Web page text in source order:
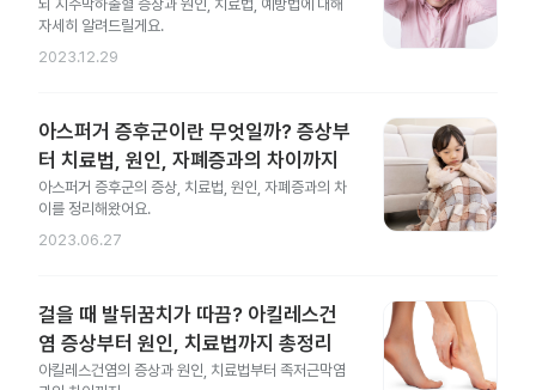
뇌 지주막하출혈 증상과 원인, 치료법, 예방법에 대해
자세히 알려드릴게요.
2023.12.29
아스퍼거 증후군이란 무엇일까? 증상부
터 치료법, 원인, 자폐증과의 차이까지
아스퍼거 증후군의 증상, 치료법, 원인, 자폐증과의 차
이를 정리해왔어요.
2023.06.27
걸을 때 발뒤꿈치가 따끔? 아킬레스건
염 증상부터 원인, 치료법까지 총정리
아킬레스건염의 증상과 원인, 치료법부터 족저근막염